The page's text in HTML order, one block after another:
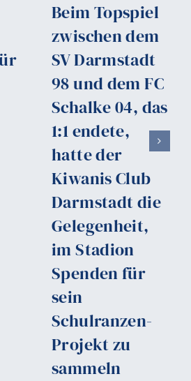
Beim Topspiel
zwischen dem
SV Darmstadt
98 und dem FC
Schalke 04, das
1:1 endete,
hatte der
Kiwanis Club
Darmstadt die
Gelegenheit,
im Stadion
Spenden für
sein
Schulranzen-
Projekt zu
sammeln